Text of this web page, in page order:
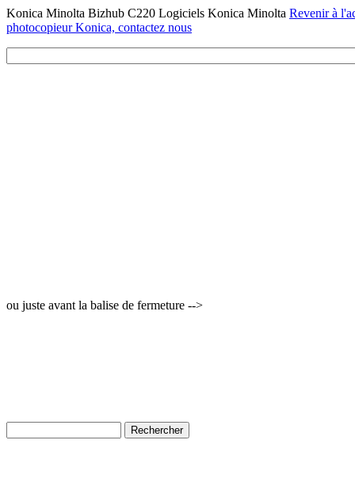
Konica Minolta Bizhub C220 Logiciels Konica Minolta Revenir à
photocopieur Konica, contactez nous
ou juste avant la balise de fermeture -->